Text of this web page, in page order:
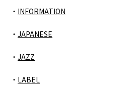
INFORMATION
JAPANESE
JAZZ
LABEL